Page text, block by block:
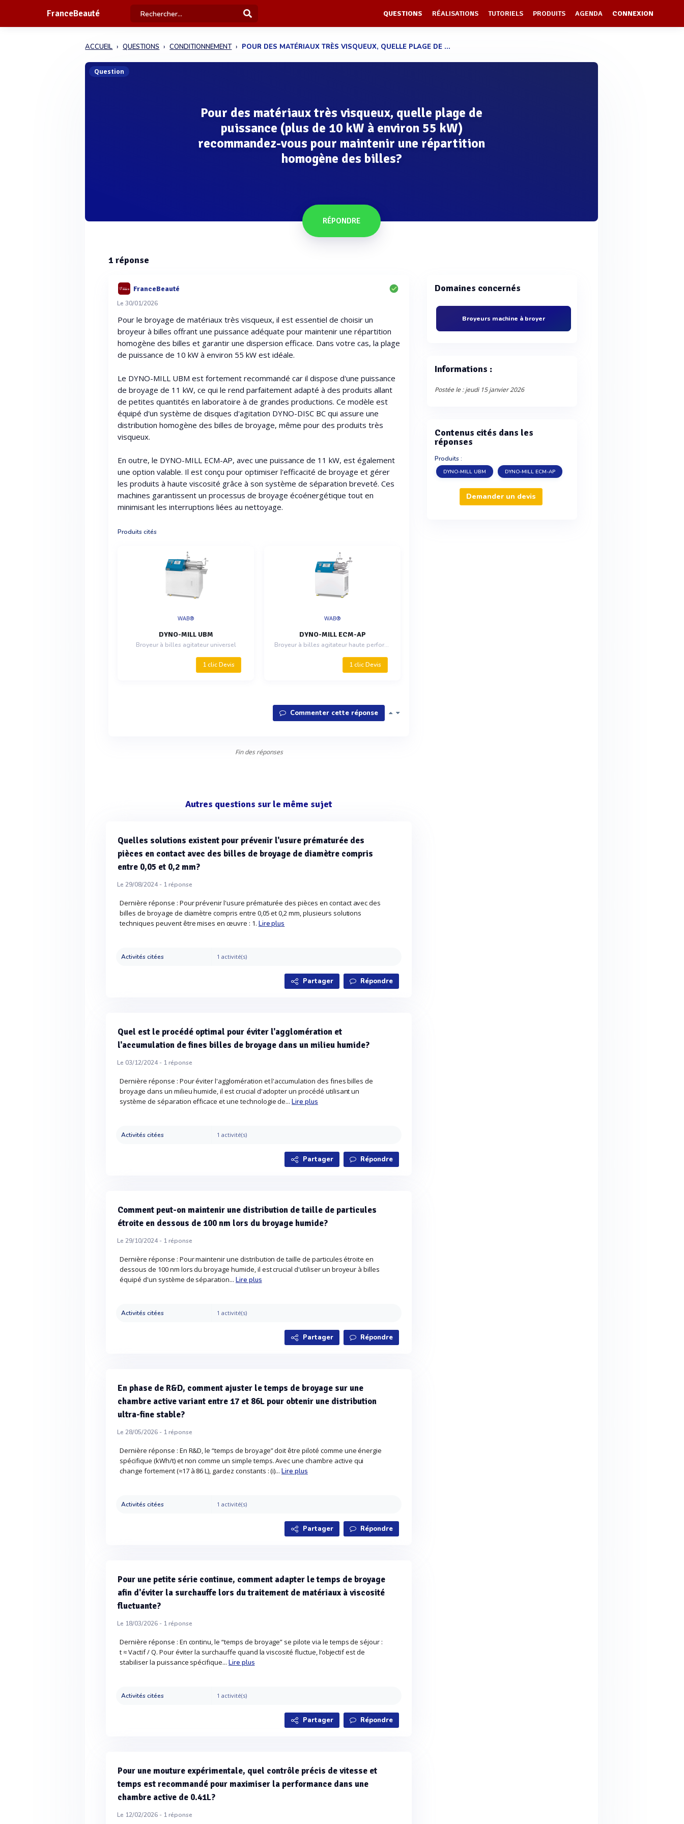
FranceBeauté QUESTIONS RÉALISATIONS TUTORIELS PRODUITS AGENDA CONNEXION
ACCUEIL QUESTIONS CONDITIONNEMENT POUR DES MATÉRIAUX TRÈS VISQUEUX, QUELLE PLAGE DE ...
Question
Pour des matériaux très visqueux, quelle plage de
puissance (plus de 10 kW à environ 55 kW)
recommandez-vous pour maintenir une répartition
homogène des billes?
RÉPONDRE
1 réponse
FranceBeauté
Le 30/01/2026
Pour le broyage de matériaux très visqueux, il est essentiel de choisir un
broyeur à billes offrant une puissance adéquate pour maintenir une répartition
homogène des billes et garantir une dispersion efficace. Dans votre cas, la plage
de puissance de 10 kW à environ 55 kW est idéale.
Le DYNO-MILL UBM est fortement recommandé car il dispose d'une puissance
de broyage de 11 kW, ce qui le rend parfaitement adapté à des produits allant
de petites quantités en laboratoire à de grandes productions. Ce modèle est
équipé d'un système de disques d'agitation DYNO-DISC BC qui assure une
distribution homogène des billes de broyage, même pour des produits très
visqueux.
En outre, le DYNO-MILL ECM-AP, avec une puissance de 11 kW, est également
une option valable. Il est conçu pour optimiser l'efficacité de broyage et gérer
les produits à haute viscosité grâce à son système de séparation breveté. Ces
machines garantissent un processus de broyage écoénergétique tout en
minimisant les interruptions liées au nettoyage.
Produits cités
WAB®
DYNO-MILL UBM
Broyeur à billes agitateur universel
1 clic Devis
WAB®
DYNO-MILL ECM-AP
Broyeur à billes agitateur haute performance
1 clic Devis
Commenter cette réponse
Fin des réponses
Autres questions sur le même sujet
Quelles solutions existent pour prévenir l'usure prématurée des
pièces en contact avec des billes de broyage de diamètre compris
entre 0,05 et 0,2 mm?
Le 29/08/2024 - 1réponse
Dernière réponse : Pour prévenir l'usure prématurée des pièces en contact avec des
billes de broyage de diamètre compris entre 0,05 et 0,2 mm, plusieurs solutions
techniques peuvent être mises en œuvre : 1. Lire plus
Activités citées 1 activité(s)
Partager Répondre
Quel est le procédé optimal pour éviter l'agglomération et
l'accumulation de fines billes de broyage dans un milieu humide?
Le 03/12/2024 - 1réponse
Dernière réponse : Pour éviter l'agglomération et l'accumulation des fines billes de
broyage dans un milieu humide, il est crucial d'adopter un procédé utilisant un
système de séparation efficace et une technologie de...Lire plus
Activités citées 1 activité(s)
Partager Répondre
Comment peut-on maintenir une distribution de taille de particules
étroite en dessous de 100 nm lors du broyage humide?
Le 29/10/2024 - 1réponse
Dernière réponse : Pour maintenir une distribution de taille de particules étroite en
dessous de 100 nm lors du broyage humide, il est crucial d'utiliser un broyeur à billes
équipé d'un système de séparation... Lire plus
Activités citées 1 activité(s)
Partager Répondre
En phase de R&D, comment ajuster le temps de broyage sur une
chambre active variant entre 17 et 86L pour obtenir une distribution
ultra-fine stable?
Le 28/05/2026 - 1réponse
Dernière réponse : En R&D, le “temps de broyage” doit être piloté comme une énergie
spécifique (kWh/t) et non comme un simple temps. Avec une chambre active qui
change fortement (≈17 à 86 L), gardez constants : (i)...Lire plus
Activités citées 1 activité(s)
Partager Répondre
Pour une petite série continue, comment adapter le temps de broyage
afin d'éviter la surchauffe lors du traitement de matériaux à viscosité
fluctuante?
Le 18/03/2026 - 1réponse
Dernière réponse : En continu, le “temps de broyage” se pilote via le temps de séjour :
t ≈ Vactif / Q. Pour éviter la surchauffe quand la viscosité fluctue, l’objectif est de
stabiliser la puissance spécifique... Lire plus
Activités citées 1 activité(s)
Partager Répondre
Pour une mouture expérimentale, quel contrôle précis de vitesse et
temps est recommandé pour maximiser la performance dans une
chambre active de 0.41L?
Le 12/02/2026 - 1réponse
Domaines concernés
Broyeurs machine à broyer
Informations :
Postée le : jeudi 15 janvier 2026
Contenus cités dans les
réponses
Produits :
DYNO-MILL UBM DYNO-MILL ECM-AP
Demander un devis